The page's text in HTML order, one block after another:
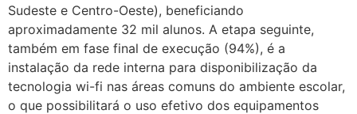
Sudeste e Centro-Oeste), beneficiando
aproximadamente 32 mil alunos. A etapa seguinte,
também em fase final de execução (94%), é a
instalação da rede interna para disponibilização da
tecnologia wi-fi nas áreas comuns do ambiente escolar,
o que possibilitará o uso efetivo dos equipamentos